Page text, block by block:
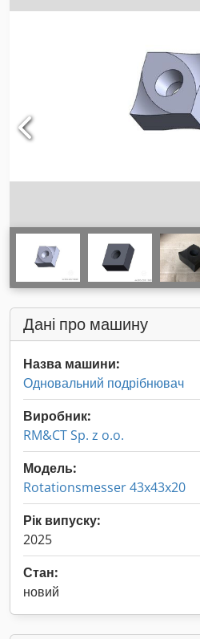
Дані про машину
Назва машини:
Одновальний подрібнювач
Виробник:
RM&CT Sp. z o.o.
Модель:
Rotationsmesser 43x43x20
Рік випуску:
2025
Стан:
новий